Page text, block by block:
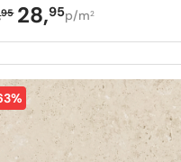
95 28,95p/m2